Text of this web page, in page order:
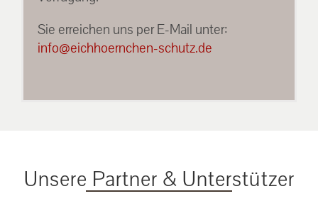
Sie erreichen uns per E-Mail unter:
info@eichhoernchen-schutz.de
Unsere Partner & Unterstützer